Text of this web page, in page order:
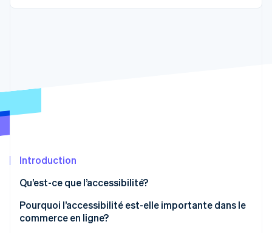
Atlas
Découvrez comment Stripe construit l’infrastructure
Regarder
Commerce de détail
État des API
Introduction
Qu’est-ce que l’accessibilité?
Pourquoi l’accessibilité est-elle importante dans le
commerce en ligne?